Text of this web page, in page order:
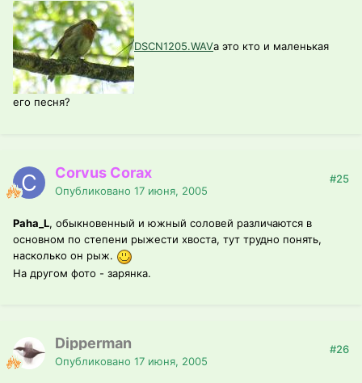
DSCN1205.WAVа это кто и маленькая
его песня?
Corvus Corax
Опубликовано 17 июня, 2005
#25
Paha_L, обыкновенный и южный соловей различаются в
основном по степени рыжести хвоста, тут трудно понять,
насколько он рыж.
На другом фото - зарянка.
Dipperman
Опубликовано 17 июня, 2005
#26